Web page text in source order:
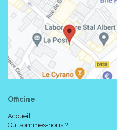
Officine
Accueil
Qui sommes-nous ?